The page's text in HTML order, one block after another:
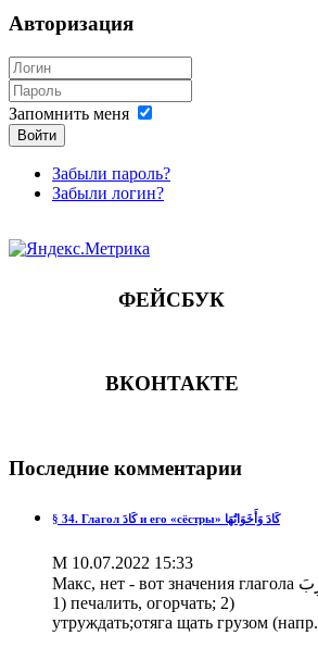
Авторизация
Запомнить меня
Войти
Забыли пароль?
Забыли логин?
ФЕЙСБУК
ВКОНТАКТЕ
Последние комментарии
§ 34. Глагол كَادَ и его «сёстры» كَادَ وَأَخَوَاتُهَا
М 10.07.2022 15:33
Макс, нет - вот значения глагола كَرِبَ
1) печалить, огорчать; 2)
утруждать;отяга щать грузом (напр.